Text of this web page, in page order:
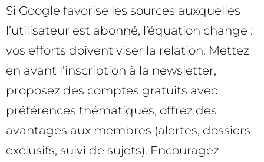
Si Google favorise les sources auxquelles
l’utilisateur est abonné, l’équation change :
vos efforts doivent viser la relation. Mettez
en avant l’inscription à la newsletter,
proposez des comptes gratuits avec
préférences thématiques, offrez des
avantages aux membres (alertes, dossiers
exclusifs, suivi de sujets). Encouragez